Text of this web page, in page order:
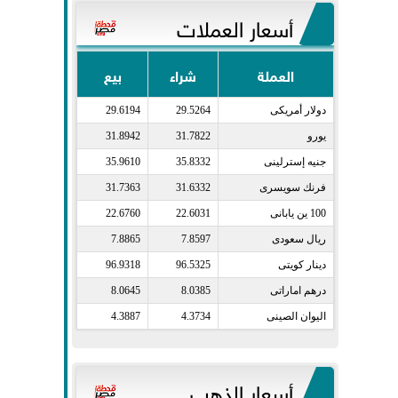
أسعار العملات
العملة شراء بيع
دولار أمريكى​ 29.5264
29.6194
يورو​ 31.7822
31.8942
جنيه إسترلينى​ 35.8332
35.9610
فرنك سويسرى​ 31.6332
31.7363
100 ين يابانى​ 22.6031
22.6760
ريال سعودى​ 7.8597
7.8865
دينار كويتى​ 96.5325
96.9318
درهم اماراتى​ 8.0385
8.0645
اليوان الصينى​ 4.3734
4.3887
أسعار الذهب